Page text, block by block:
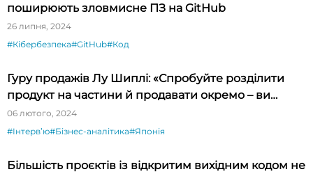
поширюють зловмисне ПЗ на GitHub
26 липня, 2024
#Кібербезпека#GitHub#Код
Гуру продажів Лу Шиплі: «Спробуйте розділити
продукт на частини й продавати окремо – ви
будете вражені»
06 лютого, 2024
#Інтервʼю#Бізнес-аналітика#Японія
Більшість проєктів із відкритим вихідним кодом не